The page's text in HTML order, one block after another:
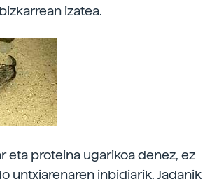
izatea.
eta proteina ugarikoa denez, ez
untxiarenaren inbidiarik. Jadanik